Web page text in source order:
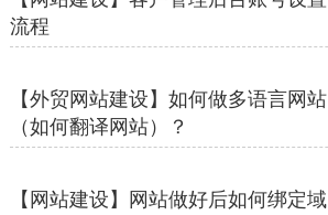
流程
【外贸网站建设】如何做多语言网站
（如何翻译网站）？
【网站建设】网站做好后如何绑定域